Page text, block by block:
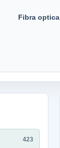
Fibra optica
423